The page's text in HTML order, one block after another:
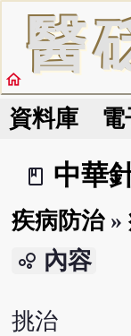
醫
home
資料庫 電
book_2
中華
疾病防治»
bubble_chart 內容
挑治